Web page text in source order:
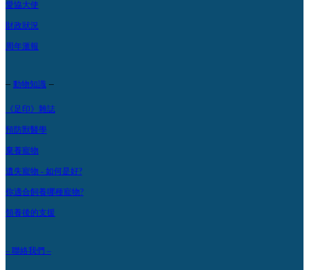
愛協大使
財政狀況
周年滙報
– 動物知識 –
《足印》雜誌
預防獸醫學
棄養寵物
遺失寵物 - 如何是好?
你適合飼養哪種寵物?
領養後的支援
– 聯絡我們 –